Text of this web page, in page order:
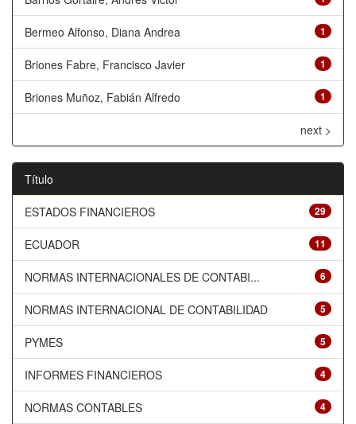
1
Bermeo Alfonso, Diana Andrea
1
Briones Fabre, Francisco Javier
1
Briones Muñoz, Fabián Alfredo
next >
Título
29
ESTADOS FINANCIEROS
11
ECUADOR
6
NORMAS INTERNACIONALES DE CONTABI...
5
NORMAS INTERNACIONAL DE CONTABILIDAD
5
PYMES
4
INFORMES FINANCIEROS
4
NORMAS CONTABLES